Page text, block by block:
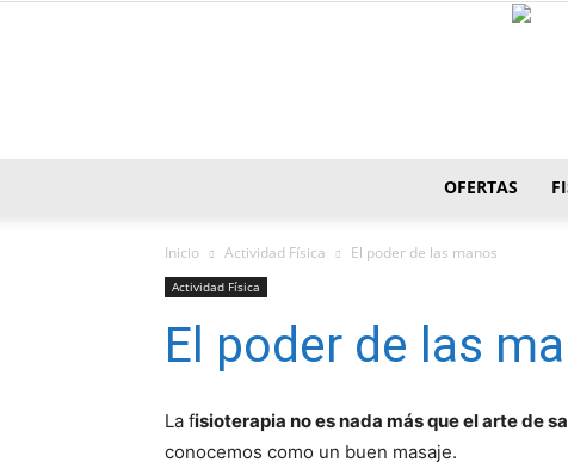
OFERTAS
Inicio Actividad Fí­sica El poder de las manos
Actividad Fí­sica
El poder de las
La fisioterapia no es nada más que el arte de
conocemos como un buen masaje.